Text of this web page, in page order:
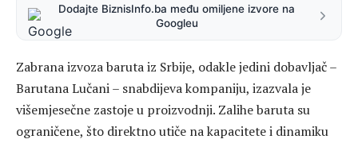
Dodajte BiznisInfo.ba među omiljene izvore na
Googleu
Zabrana izvoza baruta iz Srbije, odakle jedini dobavljač –
Barutana Lučani – snabdijeva kompaniju, izazvala je
višemjesečne zastoje u proizvodnji. Zalihe baruta su
ograničene, što direktno utiče na kapacitete i dinamiku